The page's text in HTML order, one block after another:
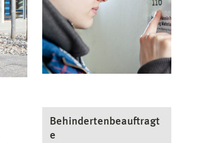
Behindertenbeauftragt
e